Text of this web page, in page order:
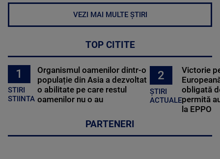
VEZI MAI MULTE ȘTIRI
TOP CITITE
1
STIRI
STIINTA
Organismul oamenilor dintr-o
populație din Asia a dezvoltat
o abilitate pe care restul
oamenilor nu o au
2
ȘTIRI
ACTUALE
Victorie
obligată
permită
la EPPO
PARTENERI